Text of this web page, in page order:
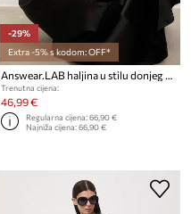
-29%
Extra -5% s kodom: OFF*
Trenutna cijena:
46,99 €
Regularna cijena:66,90 €
Najniža cijena:66,90 €